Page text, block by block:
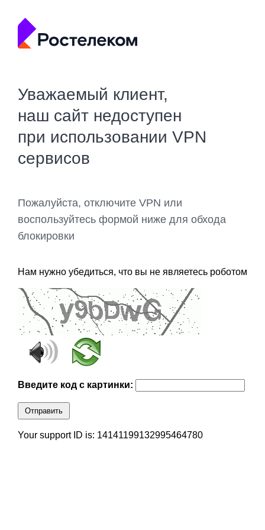
Уважаемый клиент,
наш сайт недоступен
при использовании VPN
сервисов
Пожалуйста, отключите VPN или
воспользуйтесь формой ниже для обхода
блокировки
Нам нужно убедиться, что вы не являетесь роботом
Введите код с картинки:
Отправить
Your support ID is: 14141199132995464780